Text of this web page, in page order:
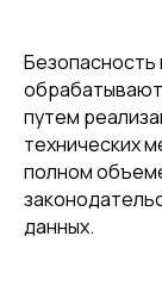
Безопасность
путем
технических
полном
данных.